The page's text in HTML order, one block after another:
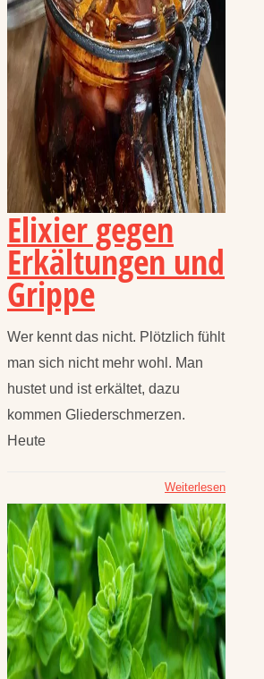
Elixier gegen
Erkältungen und
Grippe
Wer kennt das nicht. Plötzlich fühlt
man sich nicht mehr wohl. Man
hustet und ist erkältet, dazu
kommen Gliederschmerzen.
Heute
Weiterlesen